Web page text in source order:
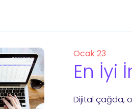
Ocak 23
En İyi
Dijital çağda,